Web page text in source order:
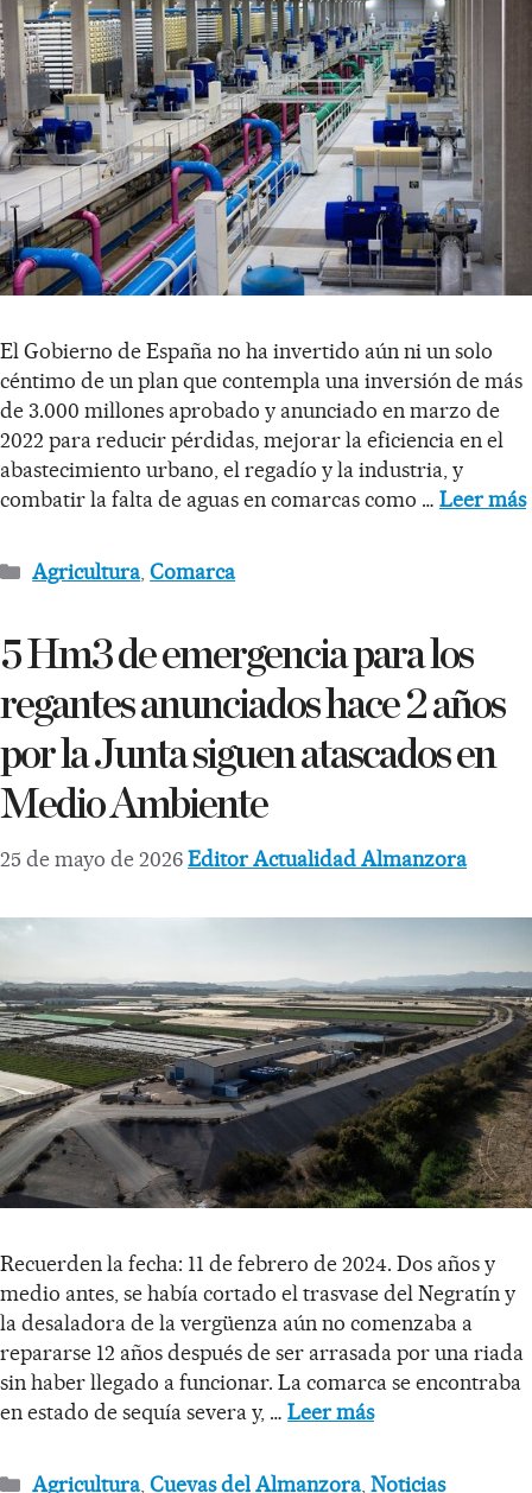
El Gobierno de España no ha invertido aún ni un solo
céntimo de un plan que contempla una inversión de más
de 3.000 millones aprobado y anunciado en marzo de
2022 para reducir pérdidas, mejorar la eficiencia en el
abastecimiento urbano, el regadío y la industria, y
combatir la falta de aguas en comarcas como … Leer más
Agricultura,Comarca
5 Hm3 de emergencia para los
regantes anunciados hace 2 años
por la Junta siguen atascados en
Medio Ambiente
25 de mayo de 2026Editor Actualidad Almanzora
Recuerden la fecha: 11 de febrero de 2024. Dos años y
medio antes, se había cortado el trasvase del Negratín y
la desaladora de la vergüenza aún no comenzaba a
repararse 12 años después de ser arrasada por una riada
sin haber llegado a funcionar. La comarca se encontraba
en estado de sequía severa y, … Leer más
Agricultura,Cuevas del Almanzora,Noticias